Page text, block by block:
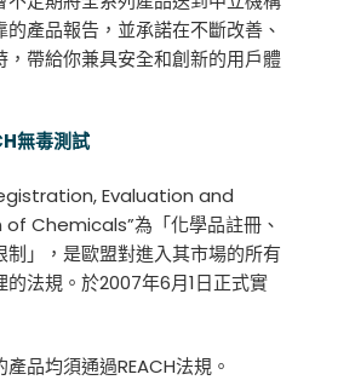
產品報告，並承諾在不斷改善、
，帶給你兼具安全和創新的用戶體
無毒測試
Evaluation and
Chemicals”為「化學品註冊、
制」，是歐盟對進入其市場的所有
的法規。於2007年6月1日正式實
品均須通過REACH法規。